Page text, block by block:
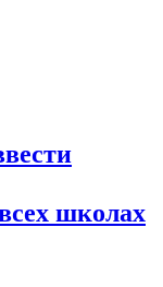
школах